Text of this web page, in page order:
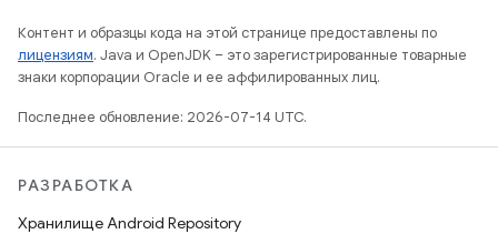
Контент и образцы кода на этой странице предоставлены по
лицензиям. Java и OpenJDK – это зарегистрированные товарные
знаки корпорации Oracle и ее аффилированных лиц.
Последнее обновление: 2026-07-14 UTC.
РАЗРАБОТКА
Хранилище Android Repository